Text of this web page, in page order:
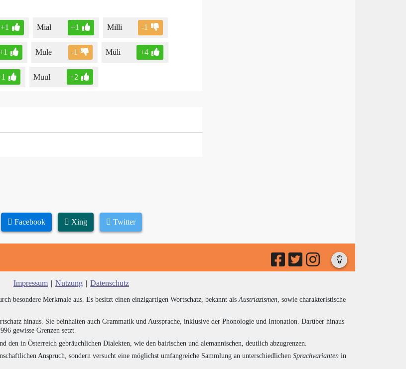
+1 Mial +1 Milli -1
Mule -1 Müli +4
Muul +2
Facebook Xing Twitter
Impressum | Nutzung | Datenschutz
besondere Merkmale aus. Es besitzt einen einzigartigen Wortschatz, bekannt alsAustriazismen, sowie charakteristische
hinaus. Sie beinhalten auch Grammatik und Aussprache, inklusive der Phonologie und Intonation. Darüber hinaus
gewisse Grenzen setzt.
den in Österreich gebräuchlichen Dialekten, wie den bairischen und alemannischen, deutlich abzugrenzen.
Anspruch, sondern versucht eine möglichst umfangreiche Sammlung an unterschiedlichen Sprachvarianten in